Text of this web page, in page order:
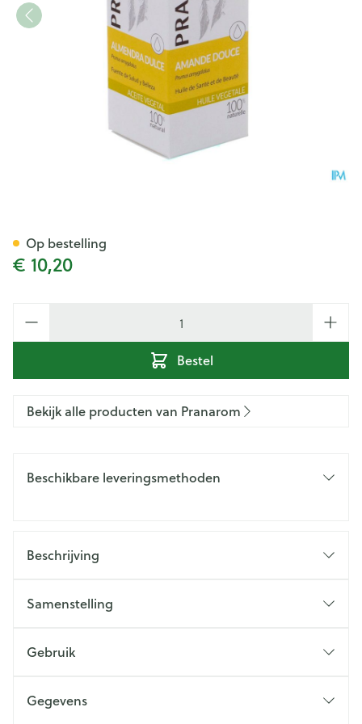
€ 10,20
Bestel
Op bestelling
Bekijk alle producten van Pranarom
Beschikbare leveringsmethoden
Beschrijving
Samenstelling
Gebruik
Gegevens